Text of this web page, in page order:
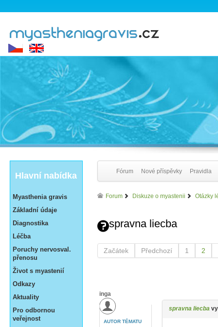
Hlavní nabídka
Myasthenia gravis
Základní údaje
Diagnostika
Léčba
Poruchy nervosval.
přenosu
Život s myastenií
Odkazy
Aktuality
Pro odbornou
veřejnost
Fórum Nové příspěvky Pravidla
Forum Diskuze o myastenii Otázky
spravna liecba
Začátek Předchozí 1 2
inga
AUTOR TÉMATU
spravna liecba